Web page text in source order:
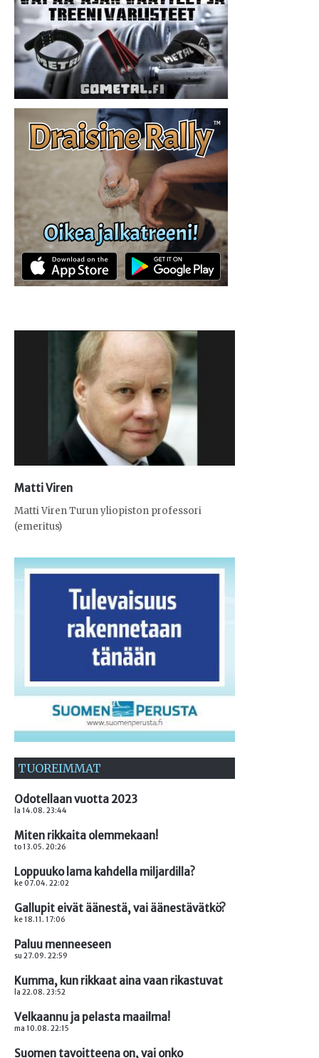
Matti Viren
Matti Viren Turun yliopiston professori
(emeritus)
TUOREIMMAT
Odotellaan vuotta 2023
la 14.08. 23:44
Miten rikkaita olemmekaan!
to 13.05. 20:26
Loppuuko lama kahdella miljardilla?
ke 07.04. 22:02
Gallupit eivät äänestä, vai äänestävätkö?
ke 18.11. 17:06
Paluu menneeseen
su 27.09. 22:59
Kumma, kun rikkaat aina vaan rikastuvat
la 22.08. 23:52
Velkaannu ja pelasta maailma!
ma 10.08. 22:15
Suomen tavoitteena on, vai onko